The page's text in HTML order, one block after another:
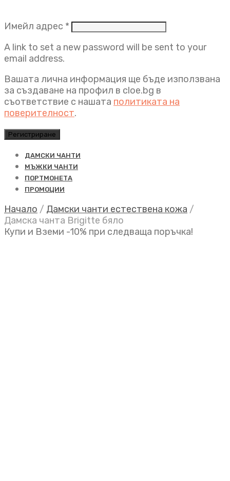
Имейл адрес * Задължително
A link to set a new password will be sent to your
email address.
Вашата лична информация ще бъде използвана
за създаване на профил в cloe.bg в
съответствие с нашата политиката на
поверителност.
Регистриране
ДАМСКИ ЧАНТИ
МЪЖКИ ЧАНТИ
ПОРТМОНЕТА
ПРОМОЦИИ
Начало / Дамски чанти естествена кожа /
Дамска чанта Brigitte бяло
Купи и Вземи -10% при следваща поръчка!